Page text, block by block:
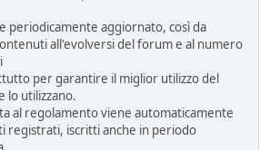
periodicamente aggiornato, così da
all'evolversi del forum e al numero
per garantire il miglior utilizzo del
lo utilizzano.
al regolamento viene automaticamente
registrati, iscritti anche in periodo